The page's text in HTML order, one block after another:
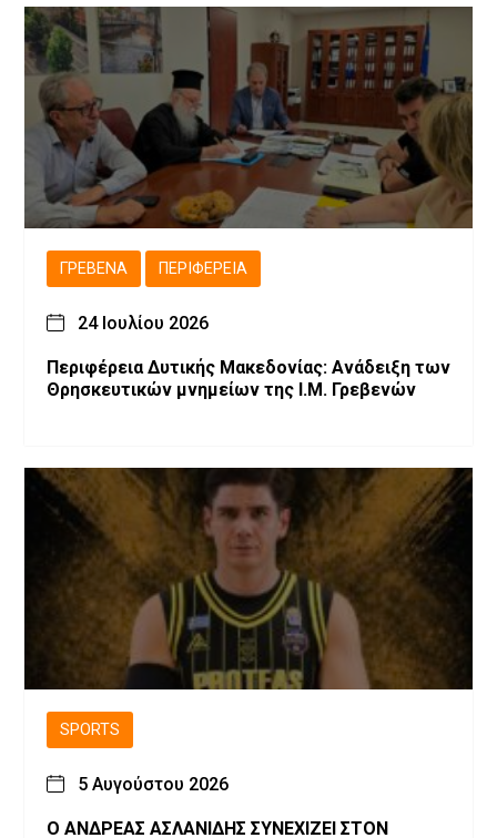
ΓΡΕΒΕΝΆ ΠΕΡΙΦΈΡΕΙΑ
24 Ιουλίου 2026
Περιφέρεια Δυτικής Μακεδονίας: Ανάδειξη των
SPORTS
5 Αυγούστου 2026
Ο ΑΝΔΡΕΑΣ ΑΣΛΑΝΙΔΗΣ ΣΥΝΕΧΙΖΕΙ ΣΤΟΝ